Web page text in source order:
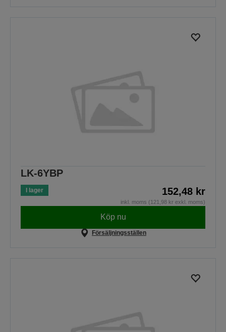
LK-6YBP
I lager 152,48 kr
inkl. moms (121,98 kr exkl. moms)
Köp nu
Försäljningsställen